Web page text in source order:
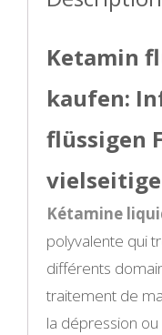
Ketamin
kaufen:
flüssigen
Kétamine
polyvalente qui
différents
traitement de
la dépression